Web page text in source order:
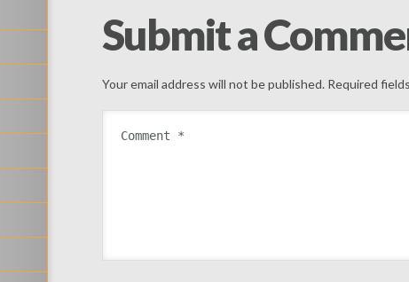
Submit a
Your email address will not be published. Required